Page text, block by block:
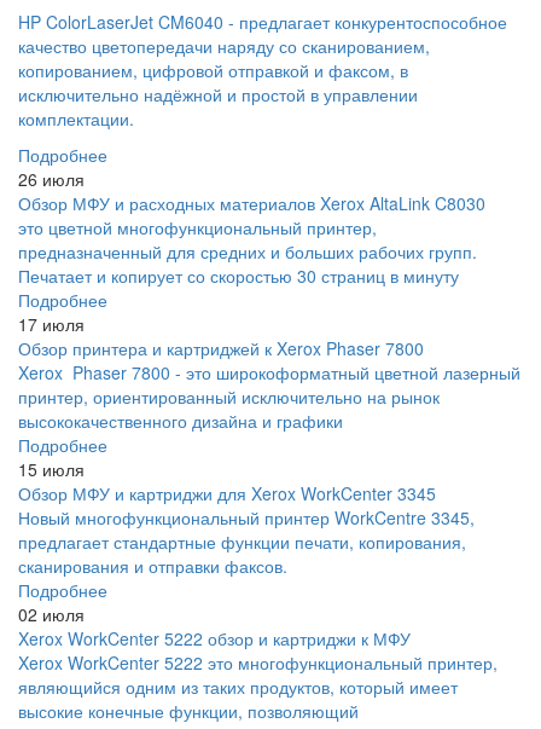
HP ColorLaserJet CM6040 - предлагает конкурентоспособное
качество цветопередачи наряду со сканированием,
копированием, цифровой отправкой и факсом, в
исключительно надёжной и простой в управлении
комплектации.
Подробнее
26 июля
Обзор МФУ и расходных материалов Xerox AltaLink C8030
это цветной многофункциональный принтер,
предназначенный для средних и больших рабочих групп.
Печатает и копирует со скоростью 30 страниц в минуту
Подробнее
17 июля
Обзор принтера и картриджей к Xerox Phaser 7800
Xerox Phaser 7800 - это широкоформатный цветной лазерный
принтер, ориентированный исключительно на рынок
высококачественного дизайна и графики
Подробнее
15 июля
Обзор МФУ и картриджи для Xerox WorkCenter 3345
Новый многофункциональный принтер WorkCentre 3345,
предлагает стандартные функции печати, копирования,
сканирования и отправки факсов.
Подробнее
02 июля
Xerox WorkCenter 5222 обзор и картриджи к МФУ
Xerox WorkCenter 5222 это многофункциональный принтер,
являющийся одним из таких продуктов, который имеет
высокие конечные функции, позволяющий